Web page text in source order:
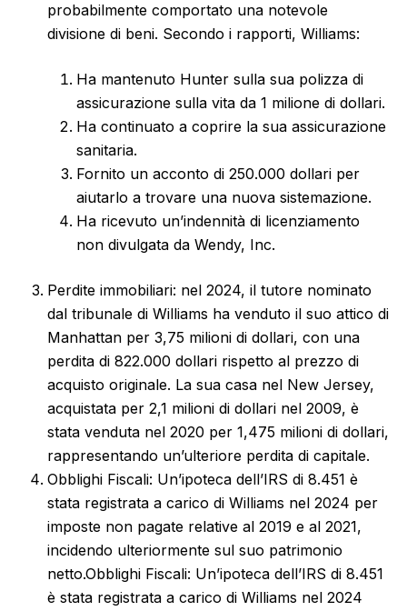
probabilmente comportato una notevole
divisione di beni. Secondo i rapporti, Williams:
Ha mantenuto Hunter sulla sua polizza di
assicurazione sulla vita da 1 milione di dollari.
Ha continuato a coprire la sua assicurazione
sanitaria.
Fornito un acconto di 250.000 dollari per
aiutarlo a trovare una nuova sistemazione.
Ha ricevuto un’indennità di licenziamento
non divulgata da Wendy, Inc.
Perdite immobiliari: nel 2024, il tutore nominato
dal tribunale di Williams ha venduto il suo attico di
Manhattan per 3,75 milioni di dollari, con una
perdita di 822.000 dollari rispetto al prezzo di
acquisto originale. La sua casa nel New Jersey,
acquistata per 2,1 milioni di dollari nel 2009, è
stata venduta nel 2020 per 1,475 milioni di dollari,
rappresentando un’ulteriore perdita di capitale.
Obblighi Fiscali: Un’ipoteca dell’IRS di 8.451 è
stata registrata a carico di Williams nel 2024 per
imposte non pagate relative al 2019 e al 2021,
incidendo ulteriormente sul suo patrimonio
netto.Obblighi Fiscali: Un’ipoteca dell’IRS di 8.451
è stata registrata a carico di Williams nel 2024